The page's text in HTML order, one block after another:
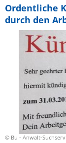
© Bu - Anwalt-
Ordentliche
durch den